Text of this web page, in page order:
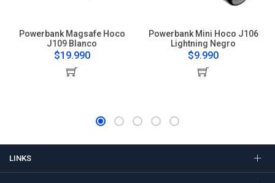
Powerbank Magsafe Hoco
J109 Blanco
$19.990
Powerbank Mini Hoco J106
Lightning Negro
$9.990
LINKS